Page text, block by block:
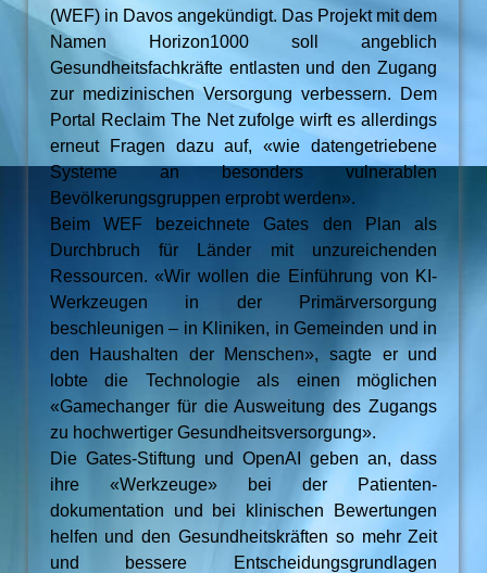
(WEF) in Davos angekündigt. Das Projekt mit dem
Namen Horizon1000 soll angeblich
Gesundheitsfachkräfte entlasten und den Zugang
zur medizinischen Versorgung verbessern. Dem
Portal Reclaim The Net zufolge wirft es allerdings
erneut Fragen dazu auf, «wie datengetriebene
Systeme an besonders vulnerablen
Bevölkerungsgruppen erprobt werden».
Beim WEF bezeichnete Gates den Plan als
Durchbruch für Länder mit unzureichenden
Ressourcen. «Wir wollen die Einführung von KI-
Werkzeugen in der Primärversorgung
beschleunigen – in Kliniken, in Gemeinden und in
den Haushalten der Menschen», sagte er und
lobte die Technologie als einen möglichen
«Gamechanger für die Ausweitung des Zugangs
zu hochwertiger Gesundheitsversorgung».
Die Gates-Stiftung und OpenAI geben an, dass
ihre «Werkzeuge» bei der Patienten­
dokumentation und bei klinischen Bewertungen
helfen und den Gesundheitskräften so mehr Zeit
und bessere Entscheidungsgrundlagen